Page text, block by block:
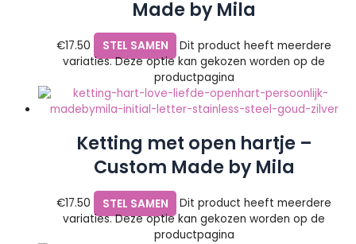
Made by Mila
€17.50 STEL SAMEN
Dit product heeft meerdere
variaties. Deze optie kan gekozen worden op de
productpagina
Ketting met open hartje –
Custom Made by Mila
€17.50 STEL SAMEN
Dit product heeft meerdere
variaties. Deze optie kan gekozen worden op de
productpagina